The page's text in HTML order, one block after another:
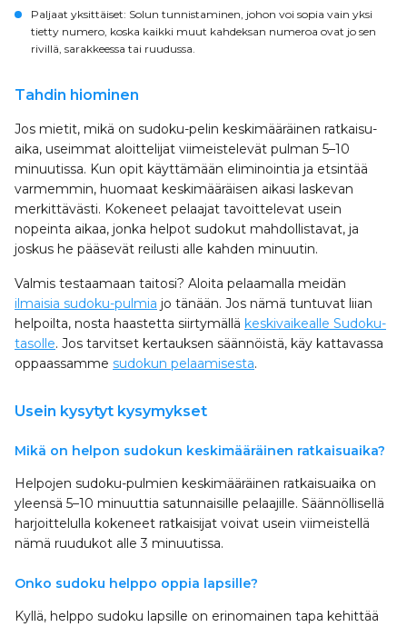
Paljaat yksittäiset: Solun tunnistaminen, johon voi sopia vain yksi
tietty numero, koska kaikki muut kahdeksan numeroa ovat jo sen
rivillä, sarakkeessa tai ruudussa.
Tahdin hiominen
Jos mietit, mikä on sudoku-pelin keskimääräinen ratkaisu­
aika, useimmat aloittelijat viimeistelevät pulman 5–10
minuutissa. Kun opit käyttämään eliminointia ja etsintää
varmemmin, huomaat keskimääräisen aikasi laskevan
merkittävästi. Kokeneet pelaajat tavoittelevat usein
nopeinta aikaa, jonka helpot sudokut mahdollistavat, ja
joskus he pääsevät reilusti alle kahden minuutin.
Valmis testaamaan taitosi? Aloita pelaamalla meidän
ilmaisia sudoku-pulmia jo tänään. Jos nämä tuntuvat liian
helpoilta, nosta haastetta siirtymällä keskivaikealle Sudoku-
tasolle. Jos tarvitset kertauksen säännöistä, käy kattavassa
oppaassamme sudokun pelaamisesta.
Usein kysytyt kysymykset
Mikä on helpon sudokun keskimääräinen ratkaisu­aika?
Helpojen sudoku-pulmien keskimääräinen ratkaisu­aika on
yleensä 5–10 minuuttia satunnaisille pelaajille. Säännöllisellä
harjoittelulla kokeneet ratkaisijat voivat usein viimeistellä
nämä ruudukot alle 3 minuutissa.
Onko sudoku helppo oppia lapsille?
Kyllä, helppo sudoku lapsille on erinomainen tapa kehittää